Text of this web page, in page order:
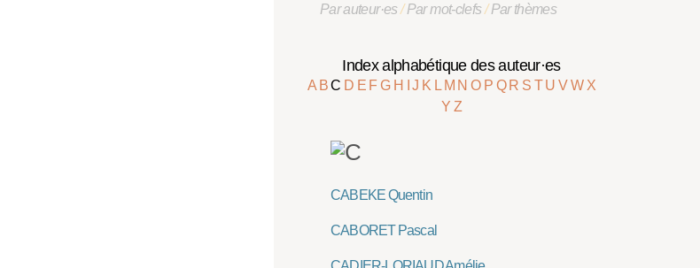
Par auteur·es/Par mot-clefs/Par thèmes
Index alphabétique des auteur·es
A BC D E FG H IJ K L M NO P Q R S TUVW X
Y Z
CABEKE Quentin
CABORET Pascal